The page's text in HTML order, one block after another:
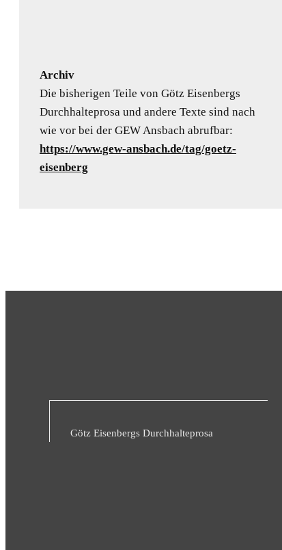
Archiv
Die bisherigen Teile von Götz Eisenbergs
Durchhalteprosa und andere Texte sind nach
wie vor bei der GEW Ansbach abrufbar:
https://www.gew-ansbach.de/tag/goetz-
eisenberg
Götz Eisenbergs Durchhalteprosa